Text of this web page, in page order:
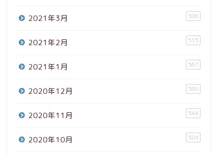
2021年3月 586
2021年2月 515
2021年1月 567
2020年12月 580
2020年11月 544
2020年10月 584